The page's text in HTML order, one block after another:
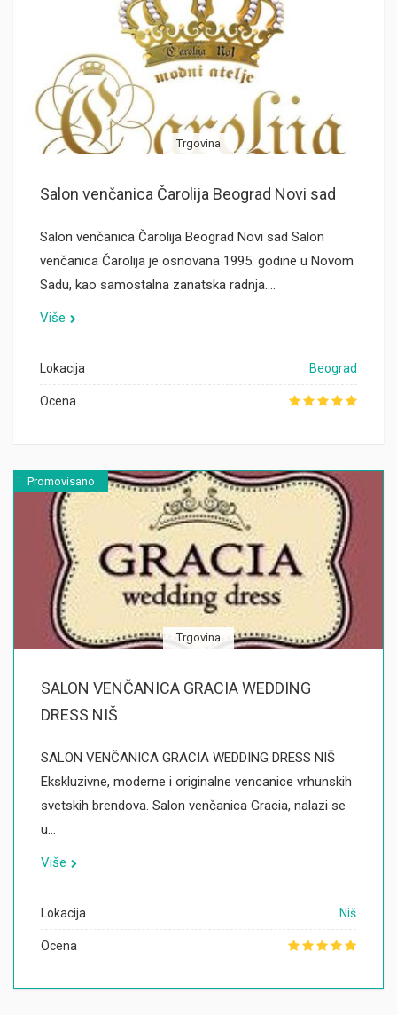
Trgovina
Salon venčanica Čarolija Beograd Novi sad
Salon venčanica Čarolija Beograd Novi sad Salon
venčanica Čarolija je osnovana 1995. godine u Novom
Sadu, kao samostalna zanatska radnja.…
Više
Lokacija Beograd
Ocena
Promovisano
Trgovina
SALON VENČANICA GRACIA WEDDING
DRESS NIŠ
SALON VENČANICA GRACIA WEDDING DRESS NIŠ
Ekskluzivne, moderne i originalne vencanice vrhunskih
svetskih brendova. Salon venčanica Gracia, nalazi se
u…
Više
Lokacija Niš
Ocena